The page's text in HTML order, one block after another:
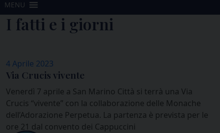
MENU
I fatti e i giorni
4 Aprile 2023
Via Crucis vivente
Venerdì 7 aprile a San Marino Città si terrà una Via
Crucis “vivente” con la collaborazione delle Monache
dell’Adorazione Perpetua. La partenza è prevista per le
ore 21 dal convento dei Cappuccini